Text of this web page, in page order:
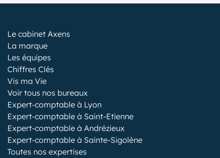
Le cabinet Axens
La marque
Les équipes
Chiffres Clés
Vis ma Vie
Voir tous nos bureaux
Expert-comptable à Lyon
Expert-comptable à Saint-Etienne
Expert-comptable à Andrézieux
Expert-comptable à Sainte-Sigolène
Toutes nos expertises